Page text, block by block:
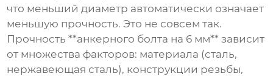
что меньший диаметр автоматически означает
меньшую прочность. Это не совсем так.
Прочность **анкерного болта на 6 мм** зависит
от множества факторов: материала (сталь,
нержавеющая сталь), конструкции резьбы,